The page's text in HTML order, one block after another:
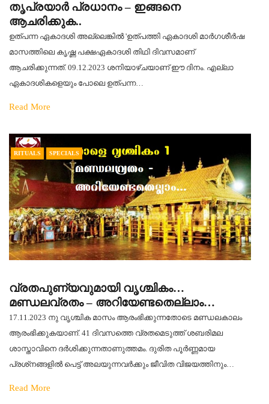
തൃപ്രയാർ പ്രധാനം – ഇങ്ങനെ
ആചരിക്കുക..
ഉത്പന്ന ഏകാദശി അല്ലെങ്കിൽ 'ഉത്പത്തി ഏകാദശി മാർഗശീർഷ
മാസത്തിലെ കൃഷ്ണ പക്ഷഏകാദശി തിഥി ദിവസമാണ്
ആചരിക്കുന്നത്. 09.12.2023 ശനിയാഴ്ചയാണ് ഈ ദിനം. എല്ലാ
ഏകാദശികളെയും പോലെ ഉത്പന്ന…
Read More
RITUALS SPECIALS
വ്രതപുണ്യവുമായി വൃശ്ചികം…
മണ്ഡലവ്രതം – അറിയേണ്ടതെല്ലാം…
17.11.2023 നു വൃശ്ചിക മാസം ആരംഭിക്കുന്നതോടെ മണ്ഡലകാലം
ആരംഭിക്കുകയാണ്. 41 ദിവസത്തെ വ്രതമെടുത്ത് ശബരിമല
ശാസ്താവിനെ ദര്‍ശിക്കുന്നതാണുത്തമം. ദുരിത പൂര്‍ണ്ണമായ
പ്രശ്‌നങ്ങളില്‍ പെട്ട് അലയുന്നവര്‍ക്കും ജീവിത വിജയത്തിനും…
Read More